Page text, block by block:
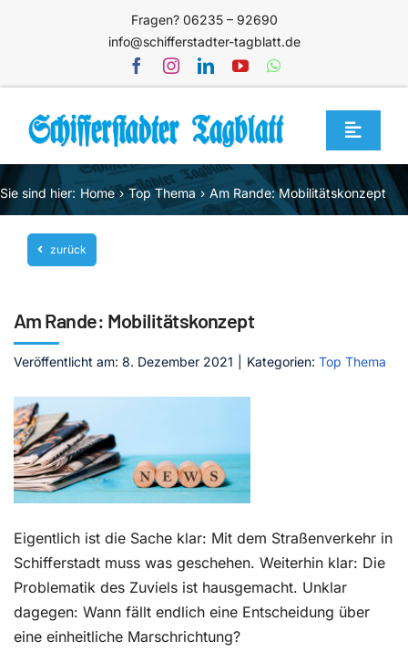
Fragen? 06235 – 92690
info@schifferstadter-tagblatt.de
Toggle
Home
Themen
Blog
Service
Mediathek
Jetzt abonnieren
Kontakt
Sie sind hier: Home Top Thema Am Rande: Mobilitätskonzept
zurück
Am Rande: Mobilitätskonzept
Veröffentlicht am: 8. Dezember 2021 Kategorien: Top Thema
Eigentlich ist die Sache klar: Mit dem Straßenverkehr in
Schifferstadt muss was geschehen. Weiterhin klar: Die
Problematik des Zuviels ist hausgemacht. Unklar
dagegen: Wann fällt endlich eine Entscheidung über
eine einheitliche Marschrichtung?